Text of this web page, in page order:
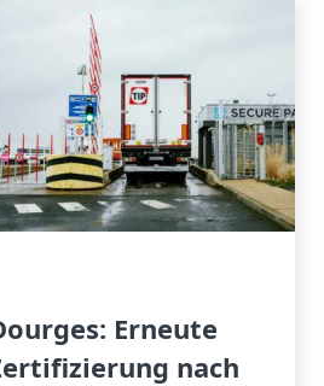
Erneute
nach